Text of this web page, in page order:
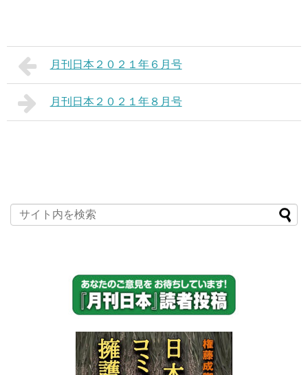
月刊日本２０２１年６月号
月刊日本２０２１年８月号